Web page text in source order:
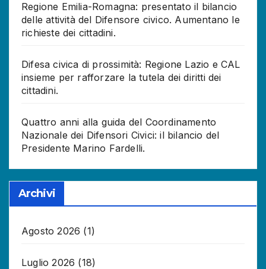
Regione Emilia-Romagna: presentato il bilancio
delle attività del Difensore civico. Aumentano le
richieste dei cittadini.
Difesa civica di prossimità: Regione Lazio e CAL
insieme per rafforzare la tutela dei diritti dei
cittadini.
Quattro anni alla guida del Coordinamento
Nazionale dei Difensori Civici: il bilancio del
Presidente Marino Fardelli.
Archivi
Agosto 2026 (1)
Luglio 2026 (18)